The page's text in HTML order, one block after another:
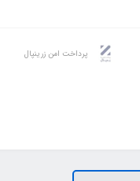
پرداخت امن زرینپال